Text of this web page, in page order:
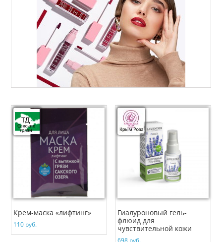
Крем-маска «лифтинг»
110 руб.
Гиалуроновый гель-
флюид для
чувствительной кожи